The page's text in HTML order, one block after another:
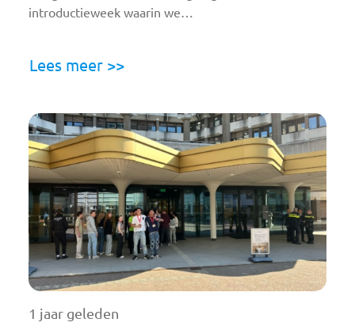
introductieweek waarin we…
Lees meer >>
1 jaar geleden